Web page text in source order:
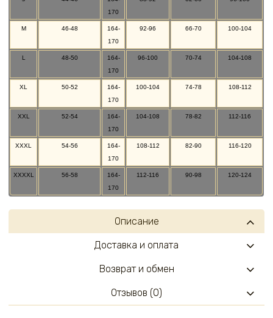
170
M 46-48
164-
170
92-96 66-70 100-104
L 48-50
164-
170
96-100 70-74 104-108
XL 50-52
164-
170
100-104 74-78 108-112
XXL 52-54
164-
170
104-108 78-82 112-116
XXXL 54-56
164-
170
108-112 82-90 116-120
XXXXL 56-58
164-
170
112-116 90-98 120-124
Описание
Доставка и оплата
Возврат и обмен
Отзывов (0)